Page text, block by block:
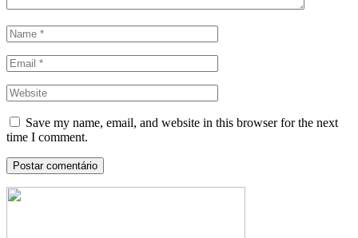
Save my name, email, and website in this browser for the next
time I comment.